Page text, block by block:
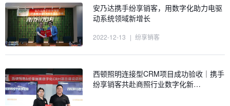
安乃达携手纷享销客，用数字化助力电驱
动系统领域新增长
2022-12-13 | 纷享销客
西顿照明连接型CRM项目成功验收｜携手
纷享销客共赴商照行业数字化新…